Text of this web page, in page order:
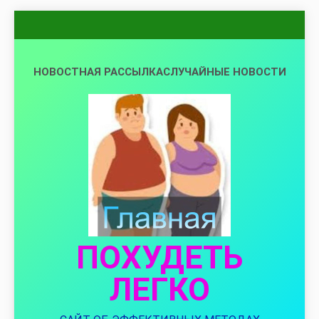
НОВОСТНАЯ РАССЫЛКАСЛУЧАЙНЫЕ НОВОСТИ
ПОХУДЕТЬ
ЛЕГКО